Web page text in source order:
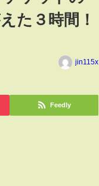
た３時間！
jin115x
Feedly